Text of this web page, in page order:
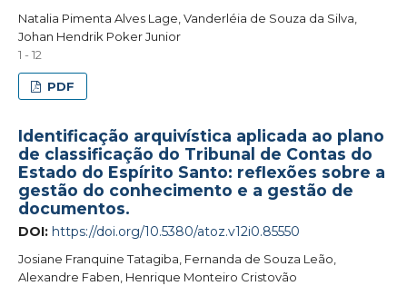
Natalia Pimenta Alves Lage, Vanderléia de Souza da Silva,
Johan Hendrik Poker Junior
1 - 12
PDF
Identificação arquivística aplicada ao plano
de classificação do Tribunal de Contas do
Estado do Espírito Santo: reflexões sobre a
gestão do conhecimento e a gestão de
documentos.
DOI: https://doi.org/10.5380/atoz.v12i0.85550
Josiane Franquine Tatagiba, Fernanda de Souza Leão,
Alexandre Faben, Henrique Monteiro Cristovão